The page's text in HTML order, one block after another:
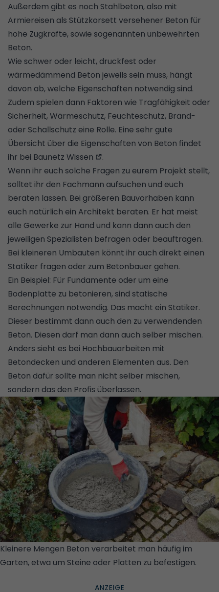
Außerdem gibt es noch Stahlbeton, also mit
Armiereisen als Stützkorsett versehener Beton für
hohe Zugkräfte, sowie sogenannten unbewehrten
Beton.
Wie schwer oder leicht, druckfest oder
wärmedämmend Beton jeweils sein muss, hängt
davon ab, welche Eigenschaften notwendig sind.
Zudem spielen dann Faktoren wie Tragfähigkeit oder
Sicherheit, Wärmeschutz, Feuchteschutz, Brand-
oder Schallschutz eine Rolle. Eine sehr gute
Übersicht über die Eigenschaften von Beton findet
ihr bei Baunetz Wissen
.
Wenn ihr euch solche Fragen zu eurem Projekt stellt,
solltet ihr den Fachmann aufsuchen und euch
beraten lassen. Bei größeren Bauvorhaben kann
euch natürlich ein Architekt beraten. Er hat meist
alle Gewerke zur Hand und kann dann auch den
jeweiligen Spezialisten befragen oder beauftragen.
Bei kleineren Umbauten könnt ihr auch direkt einen
Statiker fragen oder zum Betonbauer gehen.
Ein Beispiel: Für Fundamente oder um eine
Bodenplatte zu betonieren, sind statische
Berechnungen notwendig. Das macht ein Statiker.
Dieser bestimmt dann auch den zu verwendenden
Beton. Diesen darf man dann auch selber mischen.
Anders sieht es bei Hochbauarbeiten mit
Betondecken und anderen Elementen aus. Den
Beton dafür sollte man nicht selber mischen,
sondern das den Profis überlassen.
Kleinere Mengen Beton verarbeitet man häufig im
Garten, etwa um Steine oder Platten zu befestigen.